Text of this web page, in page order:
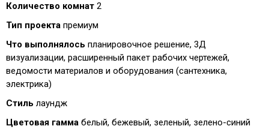
Количество комнат 2
Тип проекта премиум
Что выполнялось планировочное решение, 3Д
визуализации, расширенный пакет рабочих чертежей,
ведомости материалов и оборудования (сантехника,
электрика)
Стиль лаундж
Цветовая гамма белый, бежевый, зеленый, зелено-синий